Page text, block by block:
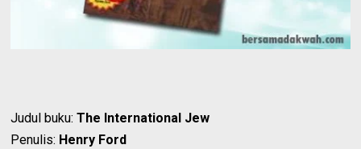
Judul buku:The International Jew
Penulis: Henry Ford